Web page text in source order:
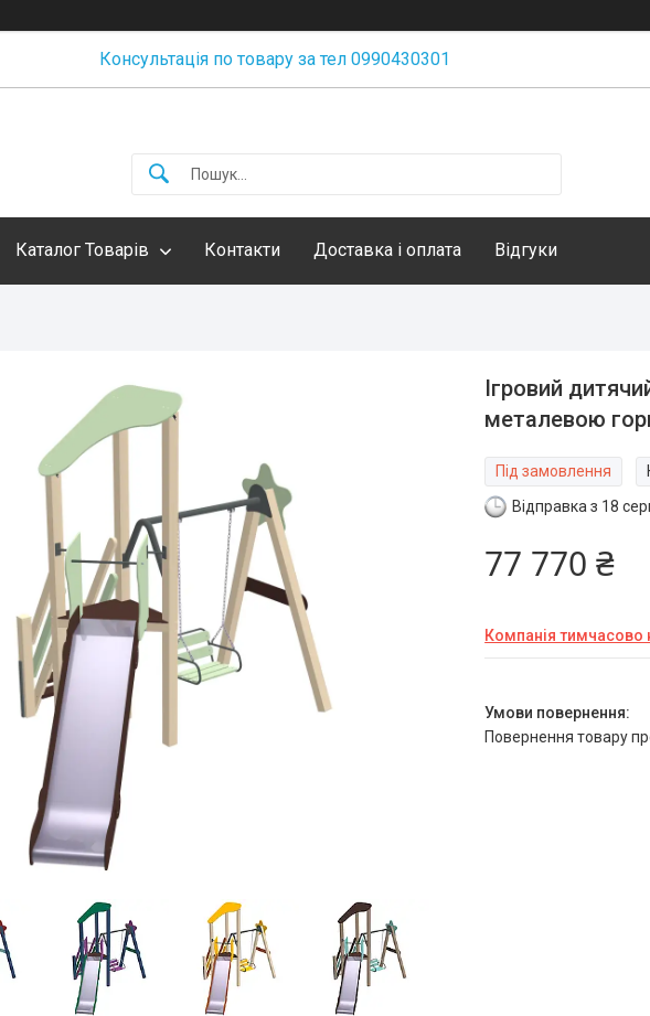
Консультація по товару за тел 0990430301
Каталог Товарів Контакти Доставка і оплата Відгуки
Ігровий
металевою
Під замовлення
Відправка з 18
77 770 ₴
Компанія
повернення товару